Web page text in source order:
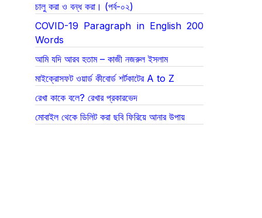
চালু করা ও বন্ধ করা। (পর্ব-০২)
COVID-19 Paragraph in English 200
Words
আমি যদি আরব হতাম – কাজী নজরুল ইসলাম
মাইক্রোসফট ওয়ার্ড কীবোর্ড শর্টকাটের A to Z
রেখা কাকে বলে? রেখার প্রকারভেদ
মোবাইল থেকে ডিলিট করা ছবি ফিরিয়ে আনার উপায়